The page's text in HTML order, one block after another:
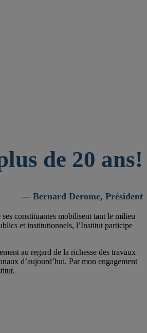
de 20 ans!
— Bernard Derome, Président
constituantes mobilisent tant le milieu
et institutionnels, l’Institut participe
au regard de la richesse des travaux
d’aujourd’hui. Par mon engagement